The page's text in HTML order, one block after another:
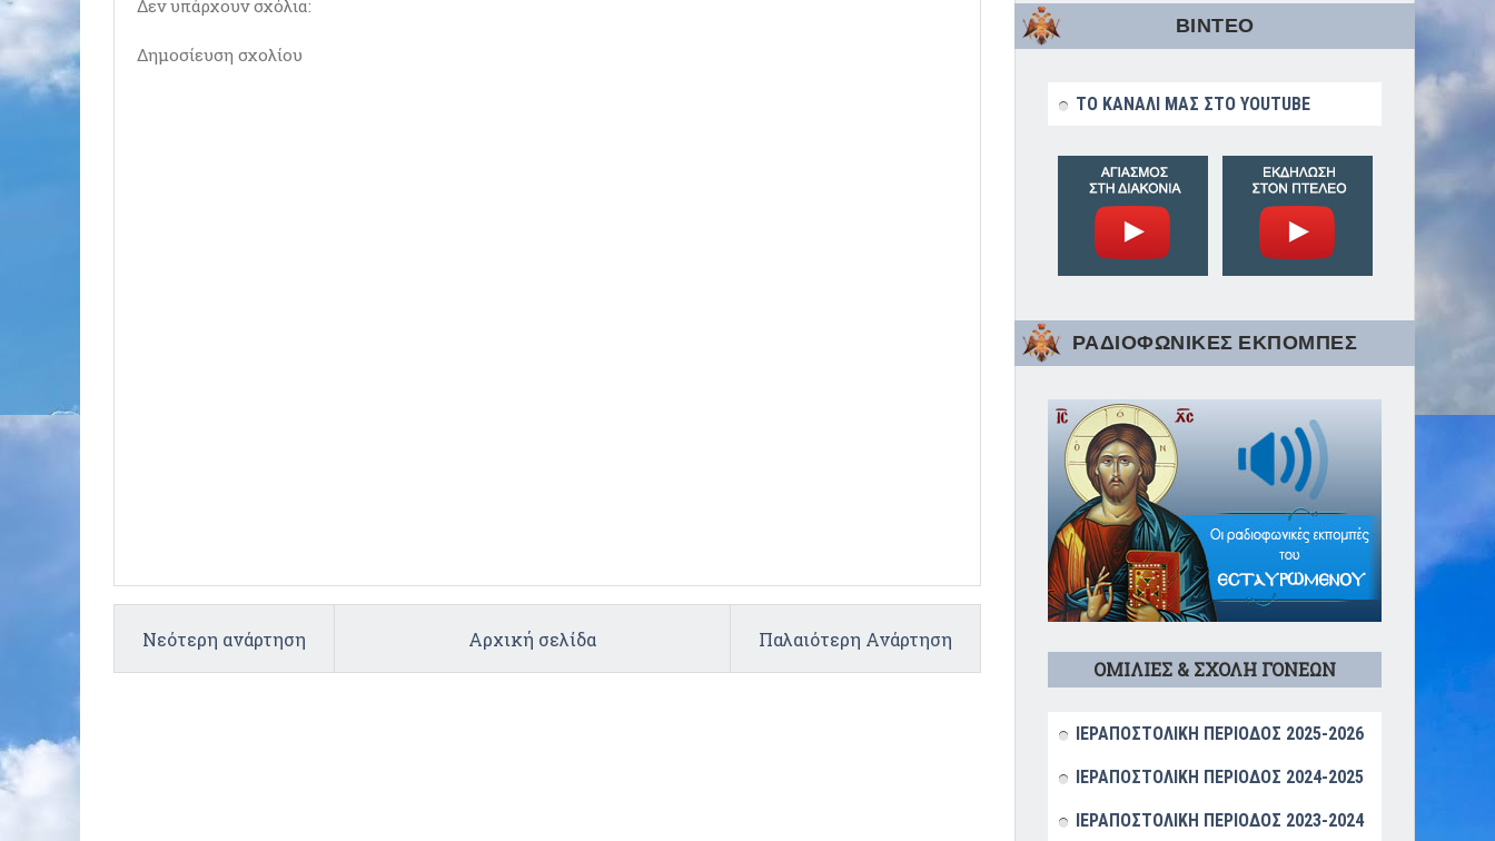
Δεν υπάρχουν σχόλια:
Δημοσίευση σχολίου
Νεότερη ανάρτηση Παλαιότερη Ανάρτηση
Αρχική σελίδα
ΒΙΝΤΕΟ
ΤΟ ΚΑΝΑΛΙ ΜΑΣ ΣΤΟ YOUTUBE
ΡΑΔΙΟΦΩΝΙΚΕΣ ΕΚΠΟΜΠΕΣ
ΟΜΙΛΙΕΣ & ΣΧΟΛΗ ΓΟΝΕΩΝ
ΙΕΡΑΠΟΣΤΟΛΙΚΗ ΠΕΡΙΟΔΟΣ 2025-2026
ΙΕΡΑΠΟΣΤΟΛΙΚΗ ΠΕΡΙΟΔΟΣ 2024-2025
ΙΕΡΑΠΟΣΤΟΛΙΚΗ ΠΕΡΙΟΔΟΣ 2023-2024